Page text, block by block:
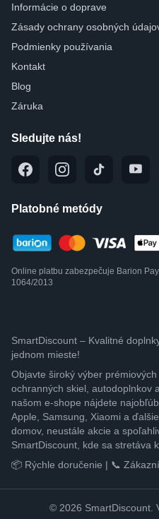
Informácie o doprave
Zásady ochrany osobných
Podmienky používania
Kontakt
Blog
Záruka
Sledujte nás!
Platobné metódy
Online platbu zabezpečuje Barion
1064/2013
SmartDiscount – Kvalitné
jednom mieste!
Objavte široký výber
ochranných skiel, autodoplnkov
našom e-shope nájdete
Apple, Samsung, Xiaomi a
domov, neustále akcie a
SmartDiscount, kde sa stretáva
📦 Rýchle doručenie | 📞
© 2026 SmartDiscount.